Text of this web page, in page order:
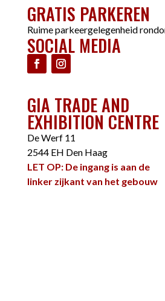
GRATIS PARKEREN
Ruime parkeergelegenheid
SOCIAL MEDIA
GIA TRADE AND
EXHIBITION CENTRE
De Werf 11
2544 EH Den Haag
LET OP: De ingang is aan de
linker zijkant van het gebouw